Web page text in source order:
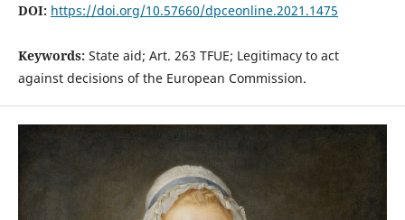
DOI: https://doi.org/10.57660/dpceonline.2021.1475
Keywords: State aid; Art. 263 TFUE; Legitimacy to act
against decisions of the European Commission.